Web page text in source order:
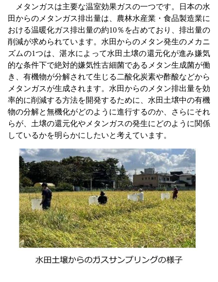
メタンガスは主要な温室効果ガスの一つです。日本の水
田からのメタンガス排出量は、農林水産業・食品製造業に
おける温暖化ガス排出量の約10％を占めており、排出量の
削減が求められています。水田からのメタン発生のメカニ
ズムの1つは、湛水によって水田土壌の還元化が進み嫌気
的な条件下で絶対的嫌気性古細菌であるメタン生成菌が働
き、有機物が分解されて生じる二酸化炭素や酢酸などから
メタンガスが生成されます。水田からのメタン排出量を効
率的に削減する方法を開発するために、水田土壌中の有機
物の分解と無機化がどのように進行するのか、さらにそれ
らが、土壌の還元化やメタンガスの発生にどのように関係
しているかを明らかにしたいと考えています。